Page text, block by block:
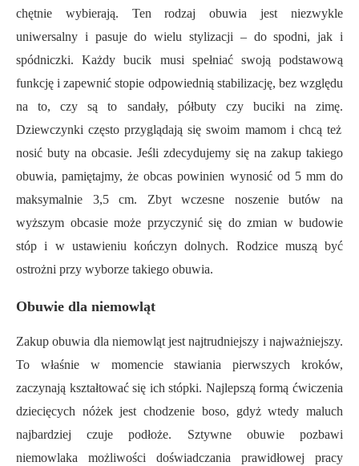
chętnie wybierają. Ten rodzaj obuwia jest niezwykle
uniwersalny i pasuje do wielu stylizacji – do spodni, jak i
spódniczki. Każdy bucik musi spełniać swoją podstawową
funkcję i zapewnić stopie odpowiednią stabilizację, bez względu
na to, czy są to sandały, półbuty czy buciki na zimę.
Dziewczynki często przyglądają się swoim mamom i chcą też
nosić buty na obcasie. Jeśli zdecydujemy się na zakup takiego
obuwia, pamiętajmy, że obcas powinien wynosić od 5 mm do
maksymalnie 3,5 cm. Zbyt wczesne noszenie butów na
wyższym obcasie może przyczynić się do zmian w budowie
stóp i w ustawieniu kończyn dolnych. Rodzice muszą być
ostrożni przy wyborze takiego obuwia.
Obuwie dla niemowląt
Zakup obuwia dla niemowląt jest najtrudniejszy i najważniejszy.
To właśnie w momencie stawiania pierwszych kroków,
zaczynają kształtować się ich stópki. Najlepszą formą ćwiczenia
dziecięcych nóżek jest chodzenie boso, gdyż wtedy maluch
najbardziej czuje podłoże. Sztywne obuwie pozbawi
niemowlaka możliwości doświadczania prawidłowej pracy